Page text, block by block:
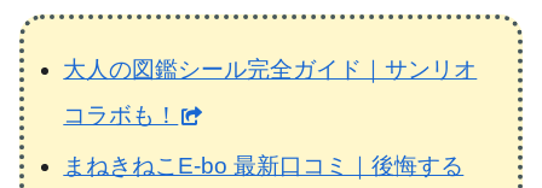
大人の図鑑シール完全ガイド｜サンリオ
コラボも！
まねきねこE-bo 最新口コミ｜後悔する